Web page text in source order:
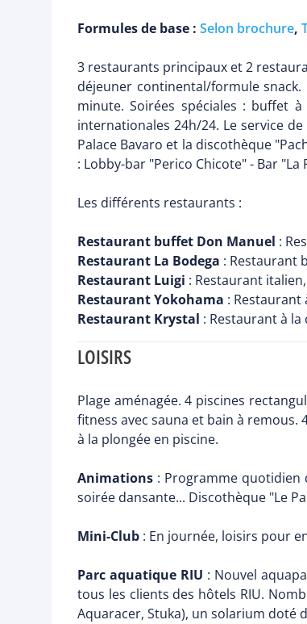
Formules de base : Selon brochure,
3 restaurants principaux et 2
déjeuner continental/formule
minute. Soirées spéciales : buffet
internationales 24h/24. Le service
Palace Bavaro et la discothèque
: Lobby-bar "Perico Chicote" - Bar
Les différents restaurants :
Restaurant buffet Don Manuel :
Restaurant La Bodega : Restaurant
Restaurant Luigi : Restaurant
Restaurant Yokohama : Restaurant
Restaurant Krystal : Restaurant à
LOISIRS
Plage aménagée. 4 piscines
fitness avec sauna et bain à remous.
à la plongée en piscine.
Animations : Programme quotidien
soirée dansante... Discothèque "Le
Mini-Club : En journée, loisirs pour
Parc aquatique RIU : Nouvel
tous les clients des hôtels RIU.
Aquaracer, Stuka), un solarium doté